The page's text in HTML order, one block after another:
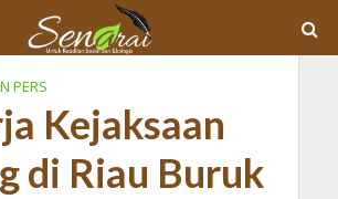
PERS
Kejaksaan
di Riau Buruk